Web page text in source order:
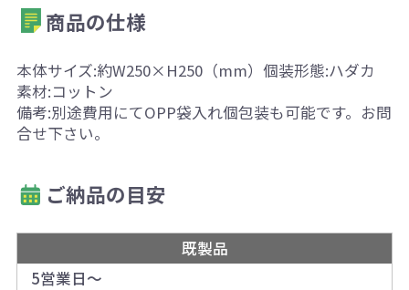
商品の仕様
本体サイズ:約W250×H250（mm）個装形態:ハダカ
素材:コットン
備考:別途費用にてOPP袋入れ個包装も可能です。お問
合せ下さい。
ご納品の目安
既製品
5営業日～